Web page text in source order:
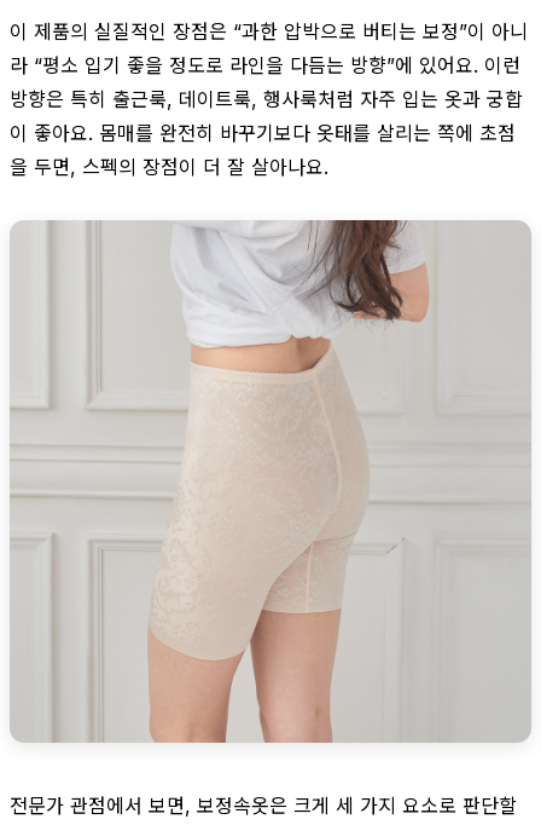
이 제품의 실질적인 장점은 “과한 압박으로 버티는 보정”이 아니
라 “평소 입기 좋을 정도로 라인을 다듬는 방향”에 있어요. 이런
방향은 특히 출근룩, 데이트룩, 행사룩처럼 자주 입는 옷과 궁합
이 좋아요. 몸매를 완전히 바꾸기보다 옷태를 살리는 쪽에 초점
을 두면, 스펙의 장점이 더 잘 살아나요.
전문가 관점에서 보면, 보정속옷은 크게 세 가지 요소로 판단할